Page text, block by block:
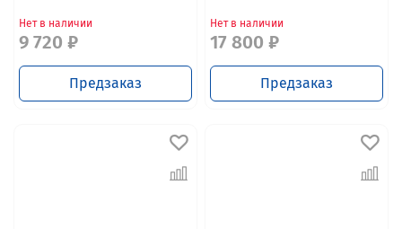
Нет в наличии
9 720 ₽
Предзаказ
Нет в наличии
17 800 ₽
Предзаказ